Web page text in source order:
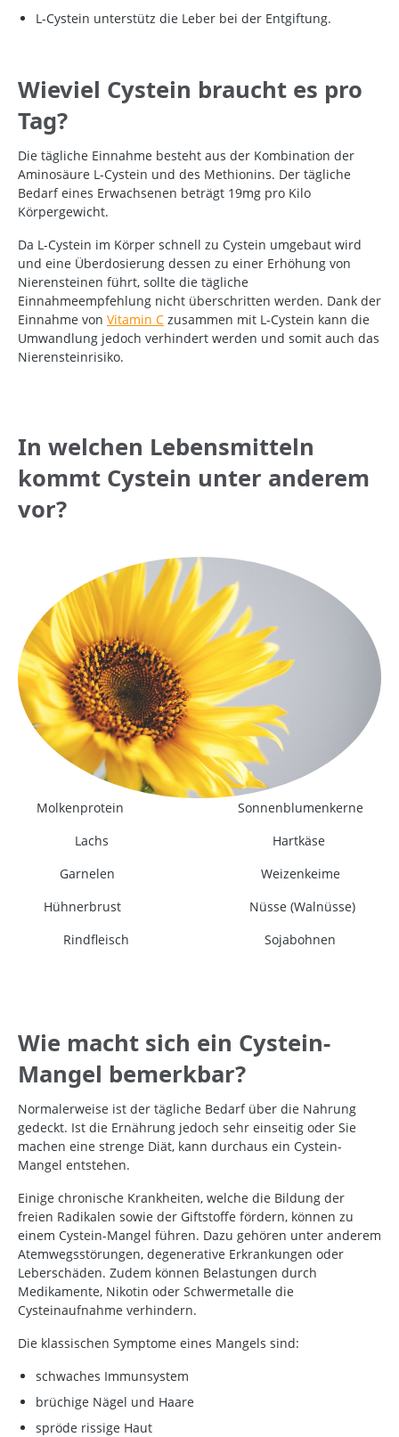
L-Cystein unterstütz die Leber bei der Entgiftung.
Wieviel Cystein braucht es pro
Tag?
Die tägliche Einnahme besteht aus der Kombination der
Aminosäure L-Cystein und des Methionins. Der tägliche
Bedarf eines Erwachsenen beträgt 19mg pro Kilo
Körpergewicht.
Da L-Cystein im Körper schnell zu Cystein umgebaut wird
und eine Überdosierung dessen zu einer Erhöhung von
Nierensteinen führt, sollte die tägliche
Einnahmeempfehlung nicht überschritten werden. Dank der
Einnahme von Vitamin C zusammen mit L-Cystein kann die
Umwandlung jedoch verhindert werden und somit auch das
Nierensteinrisiko.
In welchen Lebensmitteln
kommt Cystein unter anderem
vor?
Molkenprotein
Sonnenblumenkerne
Lachs
Hartkäse
Garnelen
Weizenkeime
Hühnerbrust
Nüsse (Walnüsse)
Rindfleisch
Sojabohnen
Wie macht sich ein Cystein-
Mangel bemerkbar?
Normalerweise ist der tägliche Bedarf über die Nahrung
gedeckt. Ist die Ernährung jedoch sehr einseitig oder Sie
machen eine strenge Diät, kann durchaus ein Cystein-
Mangel entstehen.
Einige chronische Krankheiten, welche die Bildung der
freien Radikalen sowie der Giftstoffe fördern, können zu
einem Cystein-Mangel führen. Dazu gehören unter anderem
Atemwegsstörungen, degenerative Erkrankungen oder
Leberschäden. Zudem können Belastungen durch
Medikamente, Nikotin oder Schwermetalle die
Cysteinaufnahme verhindern.
Die klassischen Symptome eines Mangels sind:
schwaches Immunsystem
brüchige Nägel und Haare
spröde rissige Haut